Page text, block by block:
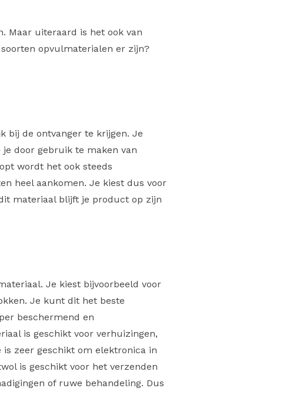
Maar uiteraard is het ook van
opvulmaterialen er zijn?
bij de ontvanger te krijgen. Je
door gebruik te maken van
wordt het ook steeds
heel aankomen. Je kiest dus voor
materiaal blijft je product op zijn
Je kiest bijvoorbeeld voor
Je kunt dit het beste
beschermend en
is geschikt voor verhuizingen,
zeer geschikt om elektronica in
is geschikt voor het verzenden
of ruwe behandeling. Dus